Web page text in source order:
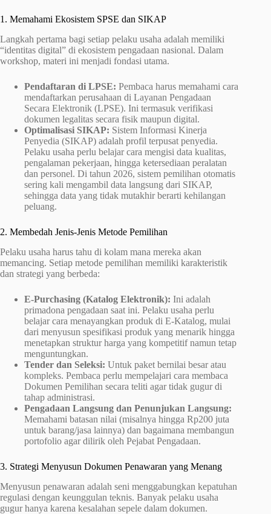
1. Memahami Ekosistem SPSE dan SIKAP
Langkah pertama bagi setiap pelaku usaha adalah memiliki
“identitas digital” di ekosistem pengadaan nasional. Dalam
workshop, materi ini menjadi fondasi utama.
Pendaftaran di LPSE: Pembaca harus memahami cara
mendaftarkan perusahaan di Layanan Pengadaan
Secara Elektronik (LPSE). Ini termasuk verifikasi
dokumen legalitas secara fisik maupun digital.
Optimalisasi SIKAP: Sistem Informasi Kinerja
Penyedia (SIKAP) adalah profil terpusat penyedia.
Pelaku usaha perlu belajar cara mengisi data kualitas,
pengalaman pekerjaan, hingga ketersediaan peralatan
dan personel. Di tahun 2026, sistem pemilihan otomatis
sering kali mengambil data langsung dari SIKAP,
sehingga data yang tidak mutakhir berarti kehilangan
peluang.
2. Membedah Jenis-Jenis Metode Pemilihan
Pelaku usaha harus tahu di kolam mana mereka akan
memancing. Setiap metode pemilihan memiliki karakteristik
dan strategi yang berbeda:
E-Purchasing (Katalog Elektronik): Ini adalah
primadona pengadaan saat ini. Pelaku usaha perlu
belajar cara menayangkan produk di E-Katalog, mulai
dari menyusun spesifikasi produk yang menarik hingga
menetapkan struktur harga yang kompetitif namun tetap
menguntungkan.
Tender dan Seleksi: Untuk paket bernilai besar atau
kompleks. Pembaca perlu mempelajari cara membaca
Dokumen Pemilihan secara teliti agar tidak gugur di
tahap administrasi.
Pengadaan Langsung dan Penunjukan Langsung:
Memahami batasan nilai (misalnya hingga Rp200 juta
untuk barang/jasa lainnya) dan bagaimana membangun
portofolio agar dilirik oleh Pejabat Pengadaan.
3. Strategi Menyusun Dokumen Penawaran yang Menang
Menyusun penawaran adalah seni menggabungkan kepatuhan
regulasi dengan keunggulan teknis. Banyak pelaku usaha
gugur hanya karena kesalahan sepele dalam dokumen.